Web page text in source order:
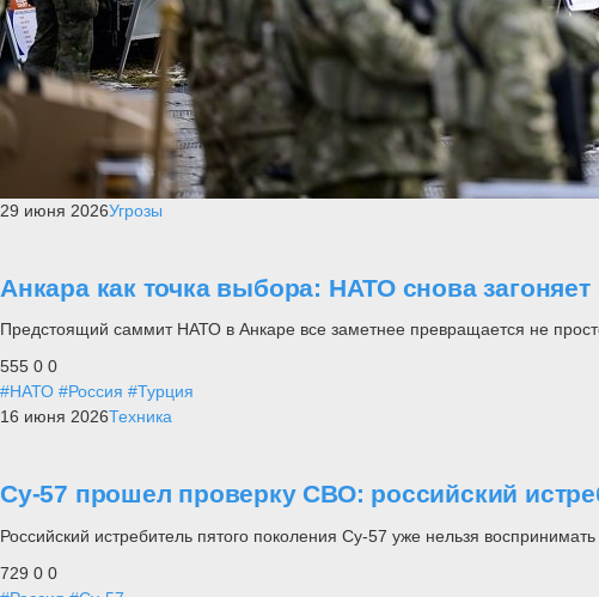
29 июня 2026Угрозы
Анкара как точка выбора: НАТО снова
Предстоящий саммит НАТО в Анкаре все заметнее превращается не
555 0 0
#НАТО #Россия #Турция
16 июня 2026Техника
Су-57 прошел проверку СВО: российский
Российский истребитель пятого поколения Су-57 уже нельзя
729 0 0